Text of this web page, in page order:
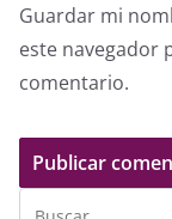
Guardar mi
este navegador
comentario.